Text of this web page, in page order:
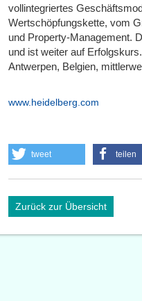
vollintegriertes
Wertschöpfungskette, vom
und Property-Management.
und ist weiter auf
Antwerpen, Belgien,
www.heidelberg.com
tweet teilen
Zurück zur Übersicht